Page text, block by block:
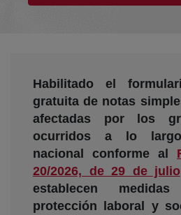
Habilitado el
gratuita de notas
afectadas por los
ocurridos a lo
nacional conforme al
20/2026, de 29 de julio
establecen
protección laboral y